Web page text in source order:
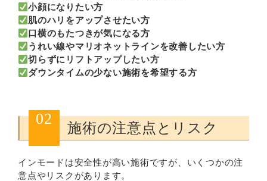
小顔になりたい方
肌のハリをアップさせたい方
口横のもたつきが気になる方
うれい線やマリオネットラインを改善したい方
切らずにリフトアップしたい方
ダウンタイムの少ない施術を希望する方
施術の注意点とリスク
02
インモードは安全性が高い施術ですが、いくつかの注
意点やリスクがあります。